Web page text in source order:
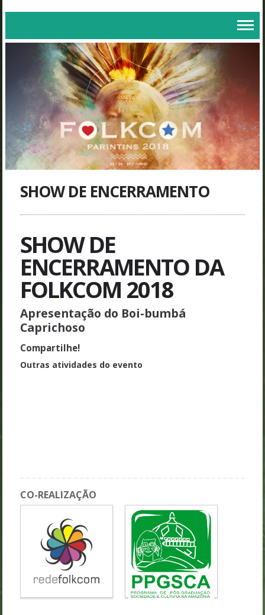
SHOW DE ENCERRAMENTO
SHOW DE
ENCERRAMENTO DA
FOLKCOM 2018
Apresentação do Boi-bumbá
Caprichoso
Compartilhe!
Outras atividades do evento
CO-REALIZAÇÃO